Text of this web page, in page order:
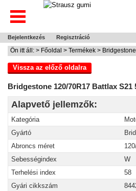
Bejelentkezés Regisztráció
Ön itt áll: > Főoldal > Termékek >
Vissza az előző oldalra
Bridgestone 120/70R17 Battlax S21
Alapvető jellemzők:
Kategória
Gyártó
Abroncs méret
Sebességindex
W
Terhelési index
58
Gyári cikkszám